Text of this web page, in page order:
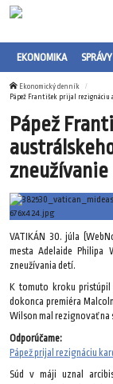
EKONOMIKA SPRÁVY
Ekonomický denník
Pápež František prijal
Pápež
VATIKÁN 30. júla
mesta Adelaide Philipa
zneužívania detí.
K tomuto kroku
dokonca premiéra
Wilson mal rezignovať na
Odporúčame:
Pápež prijal rezignáciu
Súd v máji uznal